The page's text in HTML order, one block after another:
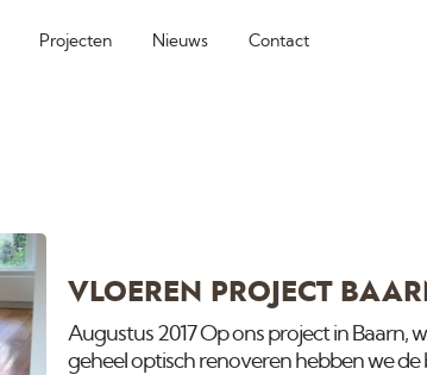
Projecten Nieuws Contact
VLOEREN PROJECT
Augustus 2017 Op ons project in Baarn,
geheel optisch renoveren hebben we